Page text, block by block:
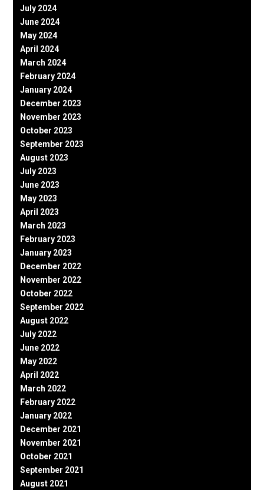
July 2024
June 2024
May 2024
April 2024
March 2024
February 2024
January 2024
December 2023
November 2023
October 2023
September 2023
August 2023
July 2023
June 2023
May 2023
April 2023
March 2023
February 2023
January 2023
December 2022
November 2022
October 2022
September 2022
August 2022
July 2022
June 2022
May 2022
April 2022
March 2022
February 2022
January 2022
December 2021
November 2021
October 2021
September 2021
August 2021